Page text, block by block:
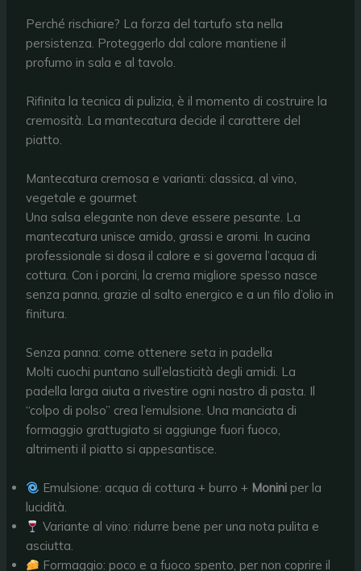
Perché rischiare? La forza del tartufo sta nella
persistenza. Proteggerlo dal calore mantiene il
profumo in sala e al tavolo.
Rifinita la tecnica di pulizia, è il momento di costruire la
cremosità. La mantecatura decide il carattere del
piatto.
Mantecatura cremosa e varianti: classica, al vino,
vegetale e gourmet
Una salsa elegante non deve essere pesante. La
mantecatura unisce amido, grassi e aromi. In cucina
professionale si dosa il calore e si governa l’acqua di
cottura. Con i porcini, la crema migliore spesso nasce
senza panna, grazie al salto energico e a un filo d’olio in
finitura.
Senza panna: come ottenere seta in padella
Molti cuochi puntano sull’elasticità degli amidi. La
padella larga aiuta a rivestire ogni nastro di pasta. Il
“colpo di polso” crea l’emulsione. Una manciata di
formaggio grattugiato si aggiunge fuori fuoco,
altrimenti il piatto si appesantisce.
Emulsione: acqua di cottura + burro + Monini per la
lucidità.
Variante al vino: ridurre bene per una nota pulita e
asciutta.
Formaggio: poco e a fuoco spento, per non coprire il